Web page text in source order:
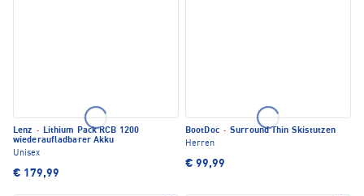
Lenz · Lithium Pack RCB 1200
wiederaufladbarer Akku
Unisex
€ 179,99
BootDoc · Surround Thin Skistutzen
Herren
€ 99,99